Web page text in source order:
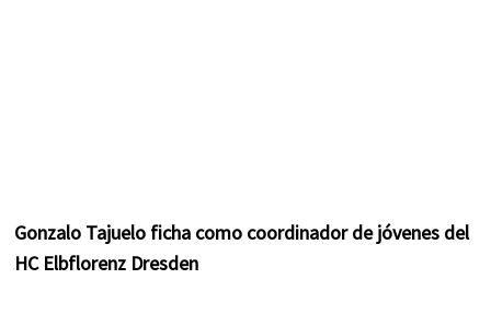
Gonzalo Tajuelo ficha como coordinador de jóvenes del
HC Elbflorenz Dresden